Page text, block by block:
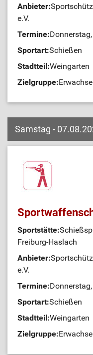
Anbieter:
e.V.
Termine:
Sportart:Schießen
Stadtteil:Weingarten
Zielgruppe:
Samstag -
Sportstätte:
Freiburg-Haslach
Anbieter:
e.V.
Termine:
Sportart:Schießen
Stadtteil:Weingarten
Zielgruppe: